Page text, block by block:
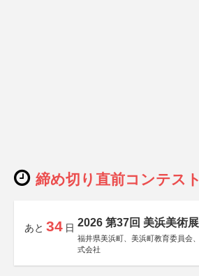
締め切り直前コンテスト
あと 34 日 2026 第37回 美浜美術展
福井県美浜町、美浜町教育委員会
式会社